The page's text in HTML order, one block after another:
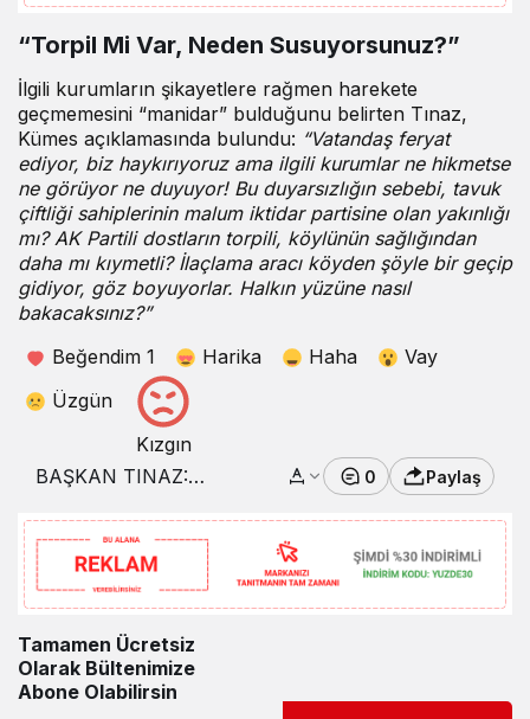
“Torpil Mi Var, Neden Susuyorsunuz?”
İlgili kurumların şikayetlere rağmen harekete
geçmemesini “manidar” bulduğunu belirten Tınaz,
Kümes açıklamasında bulundu: “Vatandaş feryat
ediyor, biz haykırıyoruz ama ilgili kurumlar ne hikmetse
ne görüyor ne duyuyor! Bu duyarsızlığın sebebi, tavuk
çiftliği sahiplerinin malum iktidar partisine olan yakınlığı
mı? AK Partili dostların torpili, köylünün sağlığından
daha mı kıymetli? İlaçlama aracı köyden şöyle bir geçip
gidiyor, göz boyuyorlar. Halkın yüzüne nasıl
bakacaksınız?”
Beğendim 1 Harika Haha
Vay
Üzgün
Kızgın
BAŞKAN TINAZ:
DİYE HALKI
ZEHİRLEYEMEZSİNİZ!”
0 Paylaş
Tamamen Ücretsiz
Olarak Bültenimize
Abone Olabilirsin